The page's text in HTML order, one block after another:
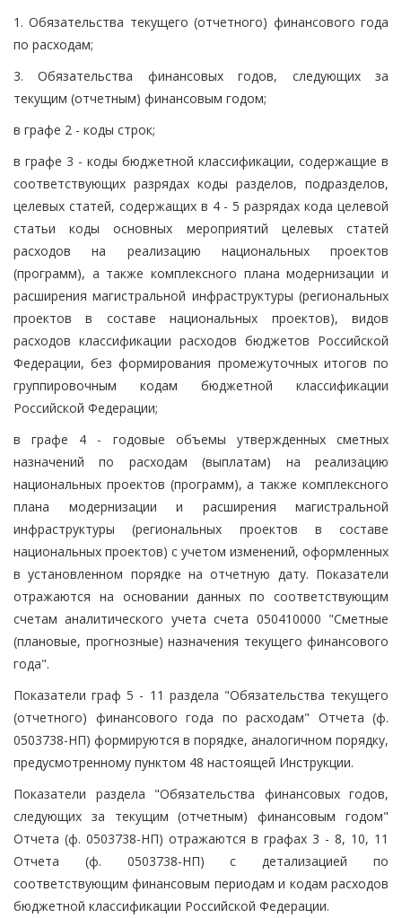
1. Обязательства текущего (отчетного) финансового года
по расходам;
3. Обязательства финансовых годов, следующих за
текущим (отчетным) финансовым годом;
в графе 2 - коды строк;
в графе 3 - коды бюджетной классификации, содержащие в
соответствующих разрядах коды разделов, подразделов,
целевых статей, содержащих в 4 - 5 разрядах кода целевой
статьи коды основных мероприятий целевых статей
расходов на реализацию национальных проектов
(программ), а также комплексного плана модернизации и
расширения магистральной инфраструктуры (региональных
проектов в составе национальных проектов), видов
расходов классификации расходов бюджетов Российской
Федерации, без формирования промежуточных итогов по
группировочным кодам бюджетной классификации
Российской Федерации;
в графе 4 - годовые объемы утвержденных сметных
назначений по расходам (выплатам) на реализацию
национальных проектов (программ), а также комплексного
плана модернизации и расширения магистральной
инфраструктуры (региональных проектов в составе
национальных проектов) с учетом изменений, оформленных
в установленном порядке на отчетную дату. Показатели
отражаются на основании данных по соответствующим
счетам аналитического учета счета 050410000 "Сметные
(плановые, прогнозные) назначения текущего финансового
года".
Показатели граф 5 - 11 раздела "Обязательства текущего
(отчетного) финансового года по расходам" Отчета (ф.
0503738-НП) формируются в порядке, аналогичном порядку,
предусмотренному пунктом 48 настоящей Инструкции.
Показатели раздела "Обязательства финансовых годов,
следующих за текущим (отчетным) финансовым годом"
Отчета (ф. 0503738-НП) отражаются в графах 3 - 8, 10, 11
Отчета (ф. 0503738-НП) с детализацией по
соответствующим финансовым периодам и кодам расходов
бюджетной классификации Российской Федерации.